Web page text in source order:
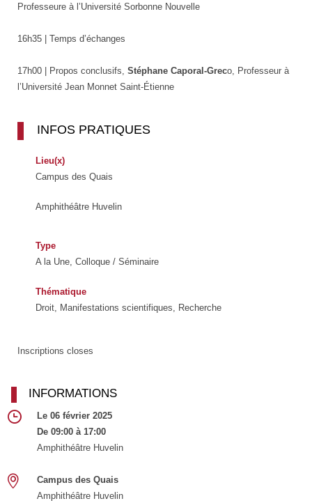
Professeure à l’Université Sorbonne Nouvelle
16h35 | Temps d’échanges
17h00 | Propos conclusifs, Stéphane Caporal-Greco, Professeur à
l’Université Jean Monnet Saint-Étienne
INFOS PRATIQUES
Lieu(x)
Campus des Quais
Amphithéâtre Huvelin
Type
A la Une, Colloque / Séminaire
Thématique
Droit, Manifestations scientifiques, Recherche
Inscriptions closes
INFORMATIONS
Le 06 février 2025
De 09:00 à 17:00
Amphithéâtre Huvelin
Campus des Quais
Amphithéâtre Huvelin